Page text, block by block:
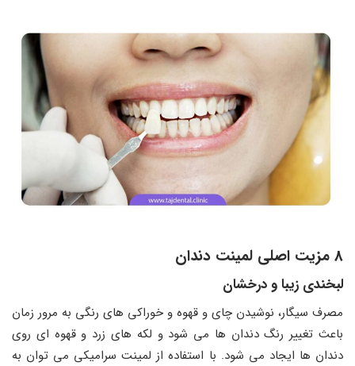
8 مزیت اصلی لمینت دندان
لبخندی زیبا و درخشان
مصرف سیگار، نوشیدن چای و قهوه و خوراکی‌ های رنگی به‌ مرور زمان
باعث تغییر رنگ دندان‌ ها می ‌شود و لکه ‌های زرد و قهوه ‌ای روی
دندان ‌ها ایجاد می‌ شود. با استفاده از لمینت سرامیکی می ‌توان به